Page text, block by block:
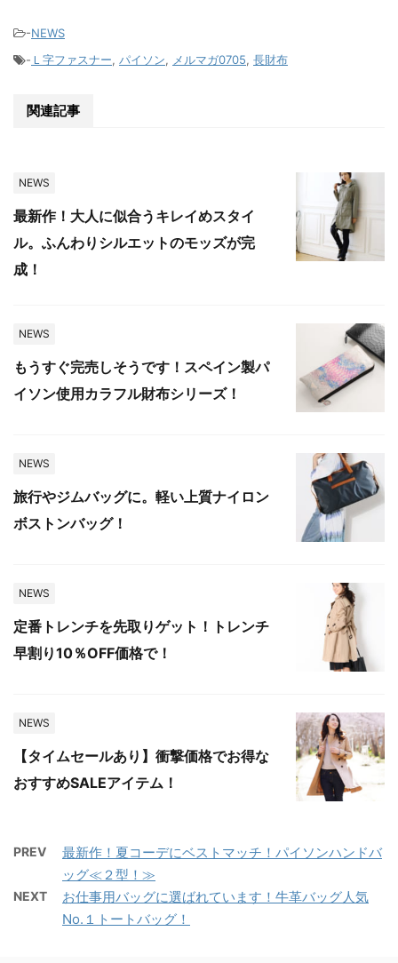
-NEWS
- Ｌ字ファスナー, パイソン, メルマガ0705, 長財布
関連記事
NEWS
最新作！大人に似合うキレイめスタイ
ル。ふんわりシルエットのモッズが完
成！
NEWS
もうすぐ完売しそうです！スペイン製パ
イソン使用カラフル財布シリーズ！
NEWS
旅行やジムバッグに。軽い上質ナイロン
ボストンバッグ！
NEWS
定番トレンチを先取りゲット！トレンチ
早割り10％OFF価格で！
NEWS
【タイムセールあり】衝撃価格でお得な
おすすめSALEアイテム！
PREV
最新作！夏コーデにベストマッチ！パイソンハンドバ
ッグ≪２型！≫
NEXT
お仕事用バッグに選ばれています！牛革バッグ人気
No.１トートバッグ！